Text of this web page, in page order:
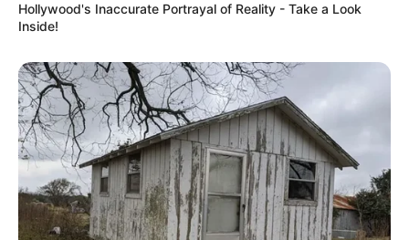
Hollywood's Inaccurate Portrayal of Reality - Take a Look
Inside!